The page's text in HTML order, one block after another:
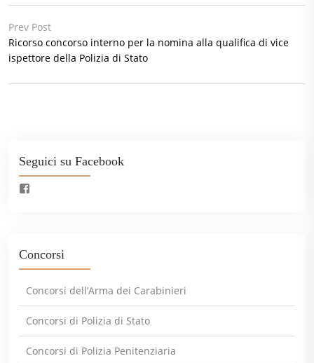
Prev Post
Ricorso concorso interno per la nomina alla qualifica di vice
ispettore della Polizia di Stato
Seguici su Facebook
Concorsi
Concorsi dell’Arma dei Carabinieri
Concorsi di Polizia di Stato
Concorsi di Polizia Penitenziaria